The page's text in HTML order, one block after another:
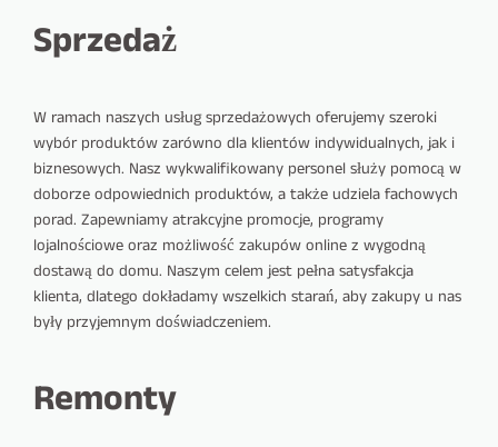
Sprzedaż
W ramach naszych usług sprzedażowych oferujemy szeroki
wybór produktów zarówno dla klientów indywidualnych, jak i
biznesowych. Nasz wykwalifikowany personel służy pomocą w
doborze odpowiednich produktów, a także udziela fachowych
porad. Zapewniamy atrakcyjne promocje, programy
lojalnościowe oraz możliwość zakupów online z wygodną
dostawą do domu. Naszym celem jest pełna satysfakcja
klienta, dlatego dokładamy wszelkich starań, aby zakupy u nas
były przyjemnym doświadczeniem.
Remonty